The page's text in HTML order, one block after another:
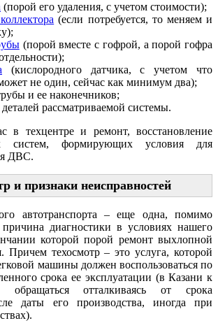
(порой его удаления, с учетом стоимости);
(если потребуется, то меняем и
(порой вместе с гофрой, а порой гофра
(кислородного датчика, с учетом что
не один, сейчас как минимум два);
и ее наконечников;
рассматриваемой системы.
в техцентре и ремонт, восстановление
систем, формирующих условия для
ДВС.
и признаки неисправностей
автотранспорта – еще одна, помимо
причина диагностики в условиях нашего
которой порой ремонт выхлопной
Причем техосмотр – это услуга, которой
машины должен воспользоваться по
срока ее эксплуатации (в Казани к
обращаться отталкиваясь от срока
даты его производства, иногда при